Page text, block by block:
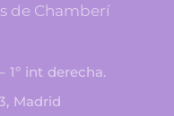
de Chamberí
1º int derecha.
Madrid